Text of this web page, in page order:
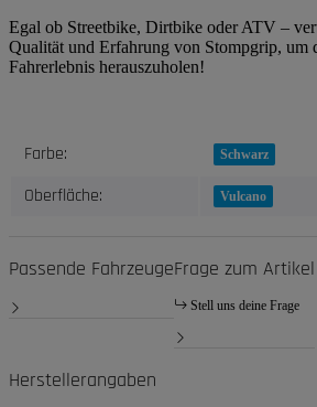
Egal ob Streetbike, Dirtbike oder ATV –
Qualität und Erfahrung von Stompgrip, um
Fahrerlebnis herauszuholen!
Produkteigenschaft
Wert
Farbe: Schwarz
Oberfläche: Vulcano
Passende FahrzeugeFrage zum Artikel
Stell uns deine Frage
Herstellerangaben